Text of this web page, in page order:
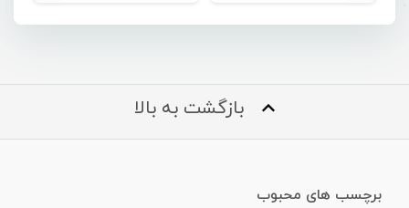
بازگشت به بالا
برچسب های محبوب